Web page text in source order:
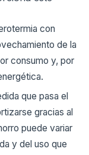
con
de la
consumo y, por
que pasa el
gracias al
puede variar
y del uso que